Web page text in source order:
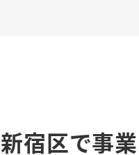
新宿区で事